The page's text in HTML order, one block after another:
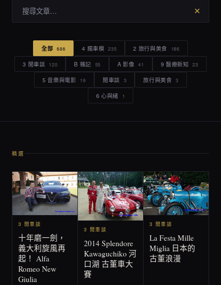
✕
全部 686 4 瘋車模 235 2 旅行與美食 186
3 閒車談 120 B 雜記 55 A 影像 41 9 醫療新知 23
5 音樂與電影 19 閒車談 3 旅行與美食 3
6 心與緒 1
精選
3 閒車談
十年磨一劍，
義大利旋風再
起！ Alfa
Romeo New
Giulia
3 閒車談
2014 Splendore
Kawaguchiko 河
口湖 古董車大
賽
3 閒車談
La Festa Mille
Miglia 日本的
古董浪漫